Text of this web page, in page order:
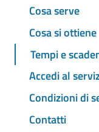
Cosa serve
Cosa si ottiene
Tempi e
Accedi al
Condizioni di
Contatti